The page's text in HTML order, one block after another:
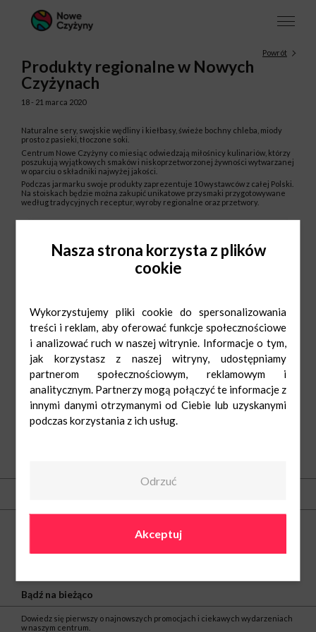
Powrót
Produkty regionalne w Nowych
Czyżynach
18 - 21 marca 2020
Naturalne sery, swojskie wędliny i kiełbasy, świeże bochny chleba, miody
prosto z pasieki, tłoczone soki.
Centrum Nowe Czyżyny co miesiąc odwiedzają miłośnicy kulinariów, którzy
poszukują wyjątkowych smaków i niskoprzetworzonej żywności wytwarzanej
w oparciu o składniki najwyżej jakości.
Podczas jarmarku swoje produkty zaprezentuje 10 wystawców z całej Polski.
Na stoiskach będzie można zakupić unikatowe przysmaki przygotowywane
według tradycyjnych receptur, wyroby regionalne oraz przetwory.
Bądź na bieżąco
Dowiedz się pierwszy o najnowszych promocjach i ciekawych wydarzeniach
w naszym centrum.
Nasza strona korzysta z plików
cookie
Wykorzystujemy pliki cookie do spersonalizowania
treści i reklam, aby oferować funkcje społecznościowe
i analizować ruch w naszej witrynie. Informacje o tym,
jak korzystasz z naszej witryny, udostępniamy
partnerom społecznościowym, reklamowym i
analitycznym. Partnerzy mogą połączyć te informacje z
innymi danymi otrzymanymi od Ciebie lub uzyskanymi
podczas korzystania z ich usług.
Odrzuć
Akceptuj